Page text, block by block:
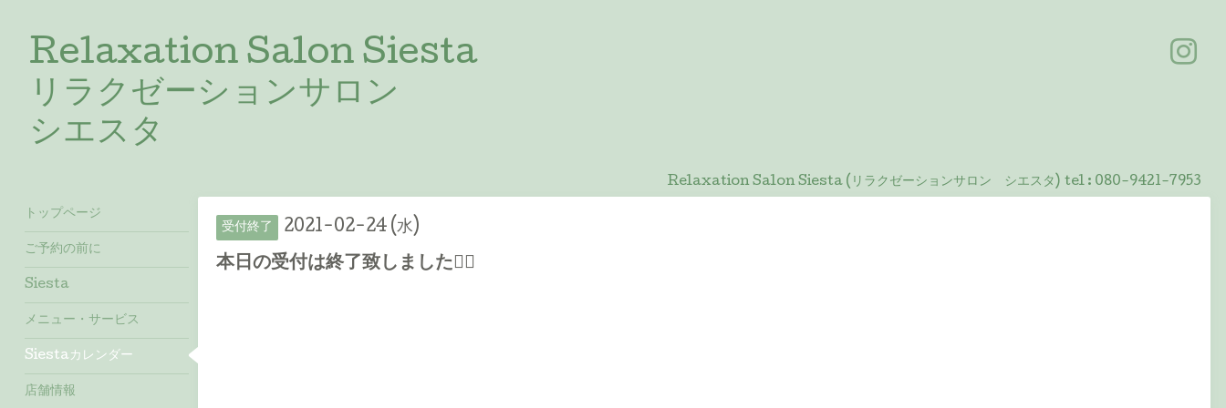
Relaxation Salon Siesta
リラクゼーションサロン
シエスタ
Relaxation Salon Siesta (リラクゼーションサロン シエスタ) tel : 080-9421-7953
受付終了 2021-02-24 (水)
本日の受付は終了致しました🙇‍♀️
トップページ
ご予約の前に
Siesta
メニュー・サービス
Siestaカレンダー
店舗情報